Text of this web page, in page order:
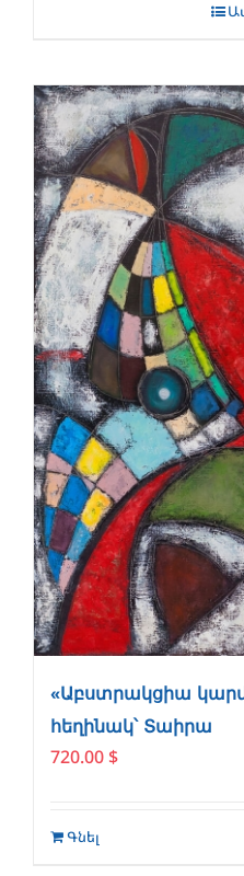
«Աբստրակցիա
հեղինակ՝ Տաիրա
720.00 $
Գնել